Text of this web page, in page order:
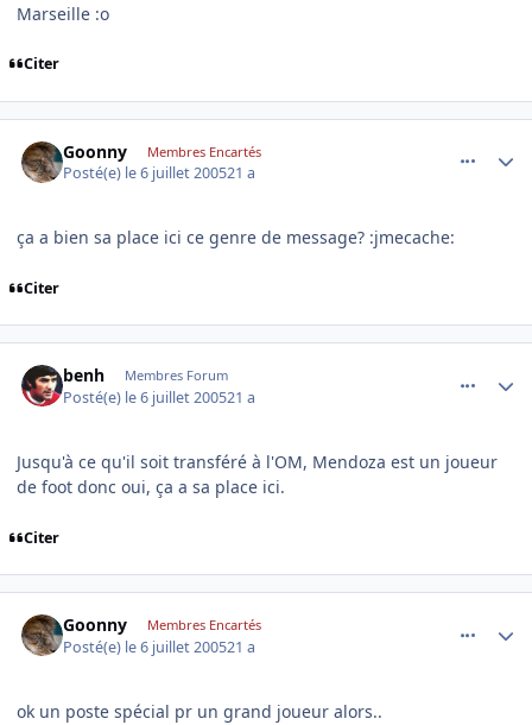
Marseille :o
Citer
Goonny Membres Encartés
Posté(e) le 6 juillet 200521 a
ça a bien sa place ici ce genre de message? :jmecache:
Citer
benh Membres Forum
Posté(e) le 6 juillet 200521 a
Jusqu'à ce qu'il soit transféré à l'OM, Mendoza est un joueur
de foot donc oui, ça a sa place ici.
Citer
Goonny Membres Encartés
Posté(e) le 6 juillet 200521 a
ok un poste spécial pr un grand joueur alors..